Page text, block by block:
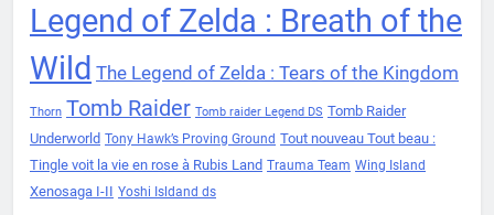
Legend of Zelda : Breath of the
Wild The Legend of Zelda : Tears of the Kingdom
Thorn Tomb Raider Tomb raider Legend DS Tomb Raider
Underworld Tony Hawk’s Proving Ground Tout nouveau Tout beau :
Tingle voit la vie en rose à Rubis Land Trauma Team Wing Island
Xenosaga I-II Yoshi Isldand ds